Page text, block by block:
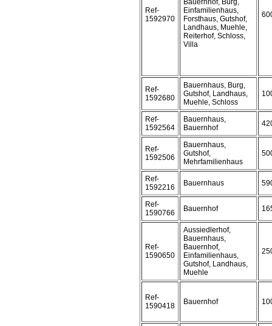
Ref-
1592970
Bauernhof, Burg,
Einfamilienhaus,
Forsthaus, Gutshof,
Landhaus, Muehle,
Reiterhof, Schloss,
Villa
Ref-
1592680
Bauernhaus, Burg,
Gutshof, Landhaus,
Muehle, Schloss
Ref-
1592564
Bauernhaus,
Bauernhof
Ref-
1592506
Bauernhaus,
Gutshof,
Mehrfamilienhaus
Ref-
1592216
Bauernhaus
Ref-
1590766
Bauernhof
Ref-
1590650
Aussiedlerhof,
Bauernhaus,
Bauernhof,
Einfamilienhaus,
Gutshof, Landhaus,
Muehle
Ref-
1590418
Bauernhof